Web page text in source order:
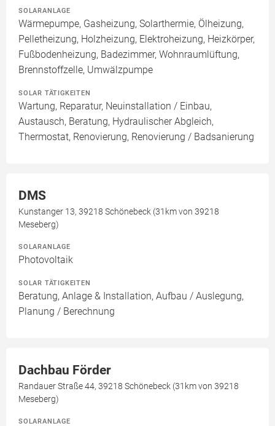
SOLARANLAGE
Wärmepumpe, Gasheizung, Solarthermie, Ölheizung,
Pelletheizung, Holzheizung, Elektroheizung, Heizkörper,
Fußbodenheizung, Badezimmer, Wohnraumlüftung,
Brennstoffzelle, Umwälzpumpe
SOLAR TÄTIGKEITEN
Wartung, Reparatur, Neuinstallation / Einbau,
Austausch, Beratung, Hydraulischer Abgleich,
Thermostat, Renovierung, Renovierung / Badsanierung
DMS
Kunstanger 13, 39218 Schönebeck (31km von 39218
Meseberg)
SOLARANLAGE
Photovoltaik
SOLAR TÄTIGKEITEN
Beratung, Anlage & Installation, Aufbau / Auslegung,
Planung / Berechnung
Dachbau Förder
Randauer Straße 44, 39218 Schönebeck (31km von 39218
Meseberg)
SOLARANLAGE